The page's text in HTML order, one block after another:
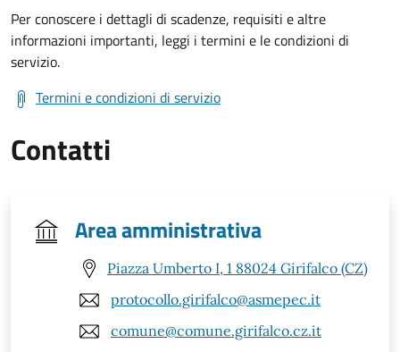
Per conoscere i dettagli di scadenze, requisiti e altre
informazioni importanti, leggi i termini e le condizioni di
servizio.
Termini e condizioni di servizio
Contatti
Area amministrativa
Piazza Umberto I, 1 88024 Girifalco (CZ)
protocollo.girifalco@asmepec.it
comune@comune.girifalco.cz.it